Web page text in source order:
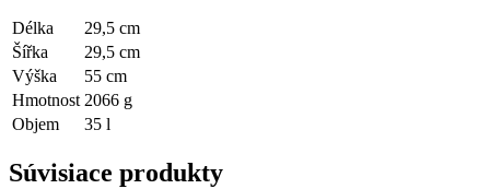
Délka
29,5 cm
Šířka
29,5 cm
Výška
55 cm
Hmotnost 2066 g
Objem
35 l
Súvisiace produkty